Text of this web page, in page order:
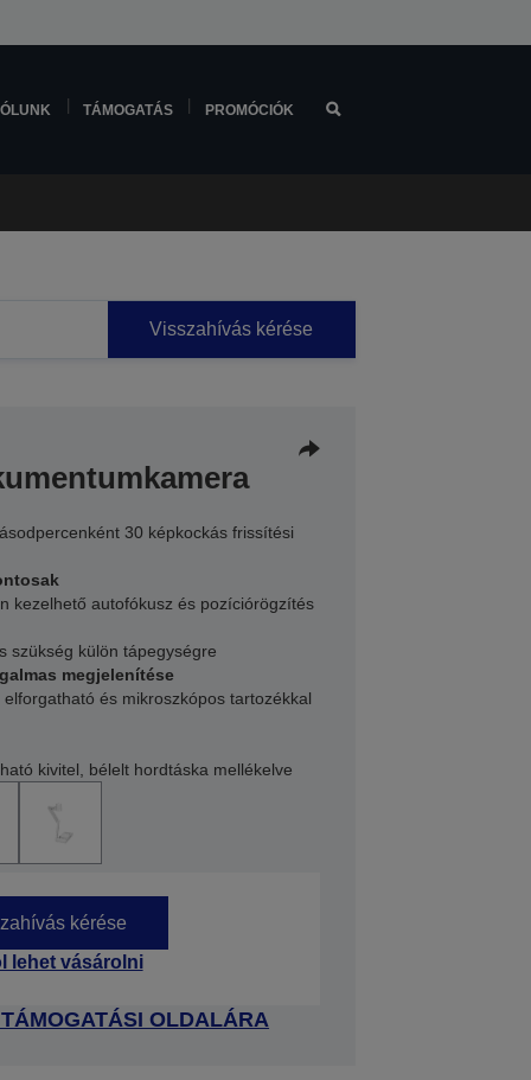
TÁMOGATÁS PROMÓCIÓK
Visszahívás kérése
30 képkockás frissítési
kezelhető autofókusz és pozíciórögzítés
szükség külön tápegységre
megjelenítése
és mikroszkópos tartozékkal
kivitel, bélelt hordtáska mellékelve
kérése
lehet vásárolni
OLDALÁRA